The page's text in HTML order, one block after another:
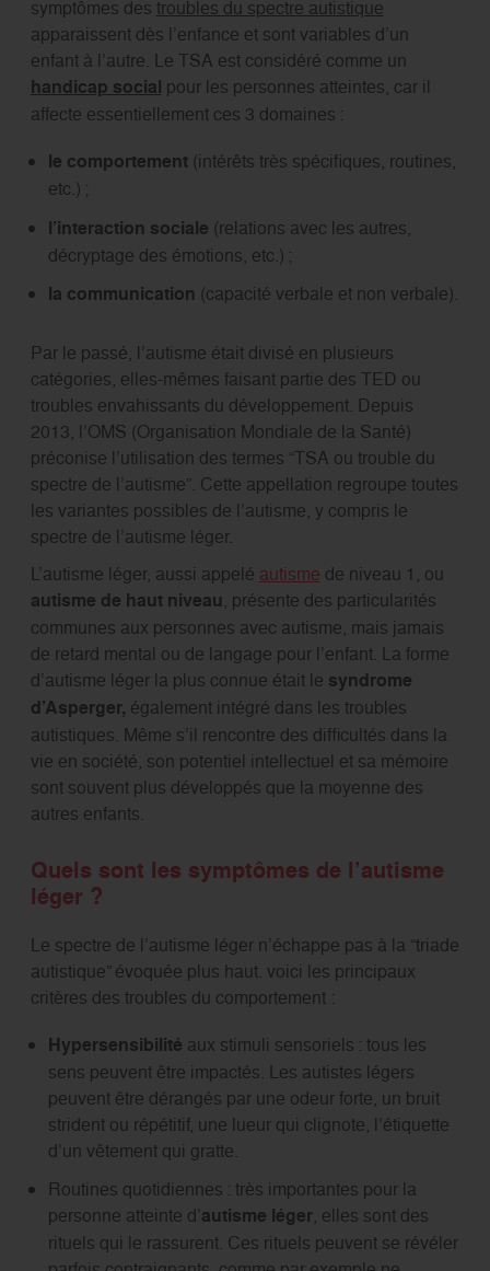
symptômes des troubles du spectre autistique
apparaissent dès l’enfance et sont variables d’un
enfant à l’autre. Le TSA est considéré comme un
handicap social pour les personnes atteintes, car il
affecte essentiellement ces 3 domaines :
le comportement(intérêts très spécifiques, routines,
etc.) ;
l’interaction sociale (relations avec les autres,
décryptage des émotions, etc.) ;
la communication (capacité verbale et non verbale).
Par le passé, l’autisme était divisé en plusieurs
catégories, elles-mêmes faisant partie des TED ou
troubles envahissants du développement. Depuis
2013, l’OMS (Organisation Mondiale de la Santé)
préconise l’utilisation des termes “TSA ou trouble du
spectre de l’autisme”. Cette appellation regroupe toutes
les variantes possibles de l’autisme, y compris le
spectre de l’autisme léger.
L’autisme léger, aussi appelé autisme de niveau 1, ou
autisme de haut niveau, présente des particularités
communes aux personnes avec autisme, mais jamais
de retard mental ou de langage pour l’enfant. La forme
d’autisme léger la plus connue était le syndrome
d’Asperger, également intégré dans les troubles
autistiques. Même s’il rencontre des difficultés dans la
vie en société, son potentiel intellectuel et sa mémoire
sont souvent plus développés que la moyenne des
autres enfants.
Quels sont les symptômes de l’autisme
léger ?
Le spectre de l’autisme léger n’échappe pas à la “triade
autistique” évoquée plus haut. voici les principaux
critères des troubles du comportement :
Hypersensibilité aux stimuli sensoriels : tous les
sens peuvent être impactés. Les autistes légers
peuvent être dérangés par une odeur forte, un bruit
strident ou répétitif, une lueur qui clignote, l’étiquette
d’un vêtement qui gratte.
Routines quotidiennes : très importantes pour la
personne atteinte d’autisme léger, elles sont des
rituels qui le rassurent. Ces rituels peuvent se révéler